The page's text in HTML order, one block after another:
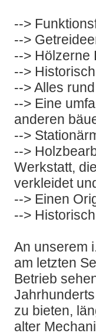
-->
-->
--> Hölzerne
-->
--> Alles
--> Eine
anderen
-->
-->
Werkstatt,
verkleidet
--> Einen
-->
An unserem
am letzten
Betrieb
zu bieten,
alter